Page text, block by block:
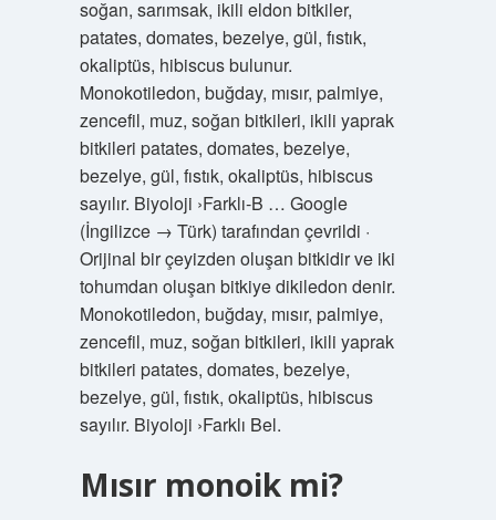
soğan, sarımsak, ikili eldon bitkiler,
patates, domates, bezelye, gül, fıstık,
okaliptüs, hibiscus bulunur.
Monokotiledon, buğday, mısır, palmiye,
zencefil, muz, soğan bitkileri, ikili yaprak
bitkileri patates, domates, bezelye,
bezelye, gül, fıstık, okaliptüs, hibiscus
sayılır. Biyoloji ›Farklı-B … Google
(İngilizce → Türk) tarafından çevrildi ·
Orijinal bir çeyizden oluşan bitkidir ve iki
tohumdan oluşan bitkiye dikiledon denir.
Monokotiledon, buğday, mısır, palmiye,
zencefil, muz, soğan bitkileri, ikili yaprak
bitkileri patates, domates, bezelye,
bezelye, gül, fıstık, okaliptüs, hibiscus
sayılır. Biyoloji ›Farklı Bel.
Mısır monoik mi?